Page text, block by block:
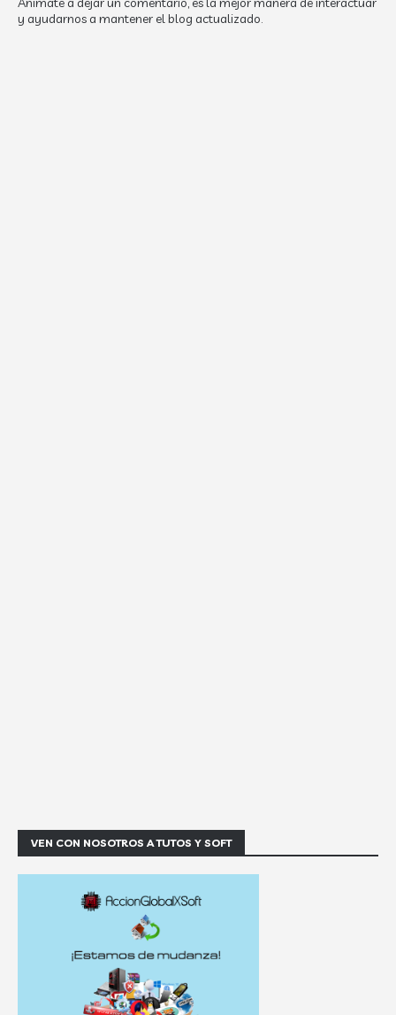
y ayudarnos a mantener el blog actualizado.
VEN CON NOSOTROS A TUTOS Y SOFT